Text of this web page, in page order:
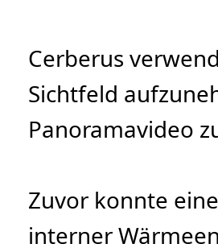
Cerberus
Sichtfeld
Panoramavideo
Zuvor konnte
interner